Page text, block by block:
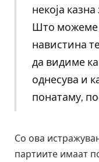
некоја
Што можеме
навистина
да видиме
однесува и
понатаму,
Со ова
партиите имаат